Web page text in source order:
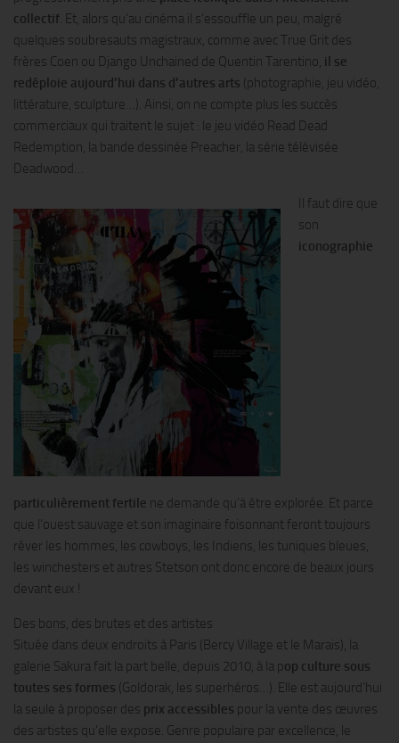
collectif. Et, alors qu’au cinéma il s’essouffle un peu, malgré
quelques soubresauts magistraux, comme avec True Grit des
frères Coen ou Django Unchained de Quentin Tarentino, il se
redéploie aujourd’hui dans d’autres arts (photographie, jeu vidéo,
littérature, sculpture…). Ainsi, on ne compte plus les succès
commerciaux qui traitent le sujet : le jeu vidéo Read Dead
Redemption, la bande dessinée Preacher, la série télévisée
Deadwood…
Il faut dire que
son
iconographie
particulièrement fertile ne demande qu’à être explorée. Et parce
que l’ouest sauvage et son imaginaire foisonnant feront toujours
rêver les hommes, les cowboys, les Indiens, les tuniques bleues,
les winchesters et autres Stetson ont donc encore de beaux jours
devant eux !
Des bons, des brutes et des artistes
Située dans deux endroits à Paris (Bercy Village et le Marais), la
galerie Sakura fait la part belle, depuis 2010, à la pop culture sous
toutes ses formes (Goldorak, les superhéros…). Elle est aujourd’hui
la seule à proposer des prix accessibles pour la vente des œuvres
des artistes qu’elle expose. Genre populaire par excellence, le